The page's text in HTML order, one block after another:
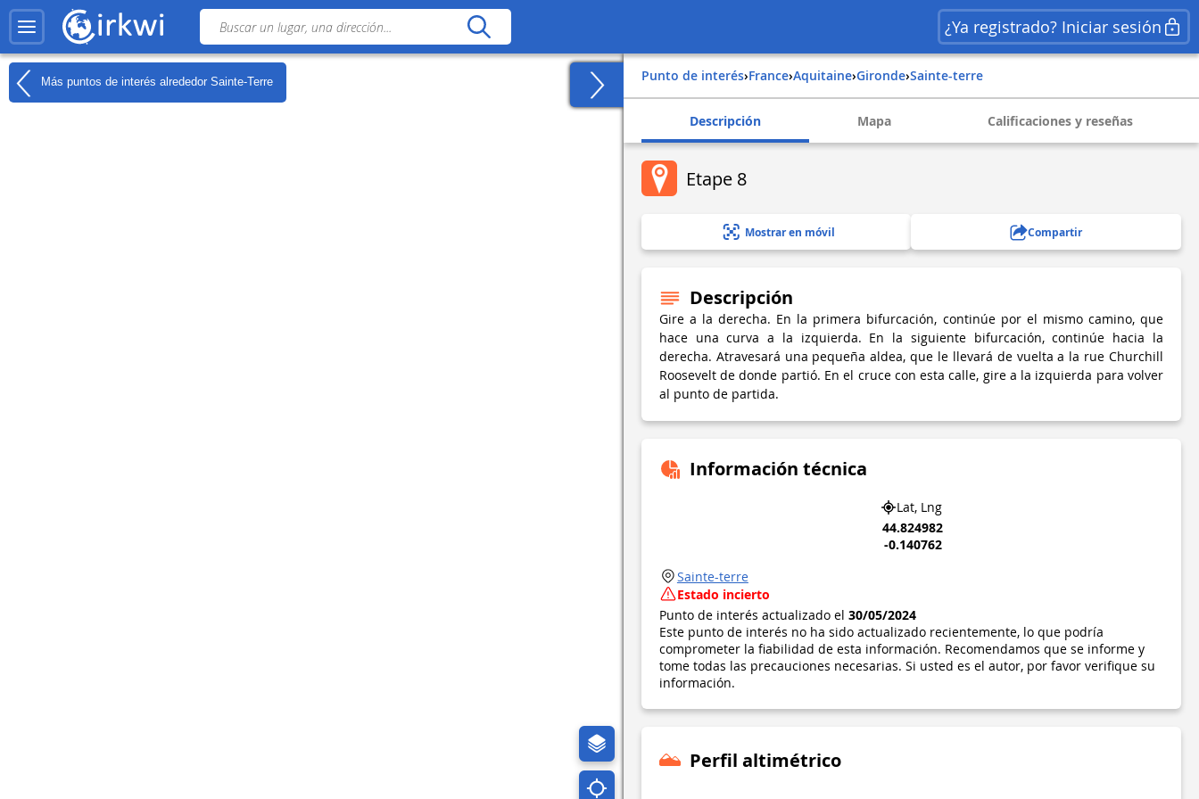
¿Ya registrado? Iniciar sesión
Más puntos de interés alrededor Sainte-Terre Punto de interés› france› aquitaine› gironde› sainte-terre
Descripción Mapa Calificaciones y reseñas
Etape 8
Mostrar en móvil Compartir
Descripción
Gire a la derecha. En la primera bifurcación, continúe por el mismo camino, que
hace una curva a la izquierda. En la siguiente bifurcación, continúe hacia la
derecha. Atravesará una pequeña aldea, que le llevará de vuelta a la rue Churchill
Roosevelt de donde partió. En el cruce con esta calle, gire a la izquierda para volver
al punto de partida.
Información técnica
Lat, Lng
44.824982
-0.140762
Sainte-terre
Estado incierto
Punto de interés actualizado el 30/05/2024
Este punto de interés no ha sido actualizado recientemente, lo que podría
comprometer la fiabilidad de esta información. Recomendamos que se informe y
tome todas las precauciones necesarias. Si usted es el autor, por favor verifique su
información.
Perfil altimétrico